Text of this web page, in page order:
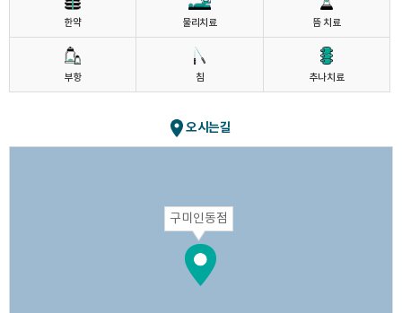
한약 물리치료 뜸 치료
부항 침 추나치료
오시는길
구미인동점